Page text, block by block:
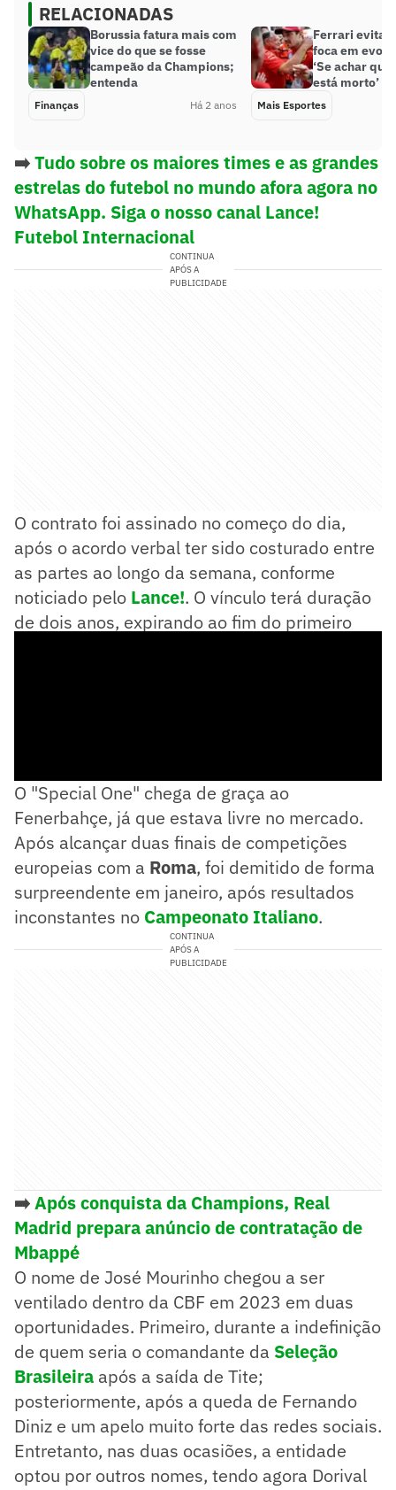
RELACIONADAS
Borussia fatura mais com
vice do que se fosse
campeão da Champions;
entenda
Finanças Há 2 anos
Ferrari evita
foca em
‘Se achar
está morto’
Mais Esportes
➡️Tudo sobre os maiores times e as grandes
estrelas do futebol no mundo afora agora no
WhatsApp. Siga o nosso canal Lance!
Futebol Internacional
CONTINUA
APÓS A
PUBLICIDADE
O contrato foi assinado no começo do dia,
após o acordo verbal ter sido costurado entre
as partes ao longo da semana, conforme
noticiado pelo Lance!. O vínculo terá duração
de dois anos, expirando ao fim do primeiro
O "Special One" chega de graça ao
Fenerbahçe, já que estava livre no mercado.
Após alcançar duas finais de competições
europeias com a Roma, foi demitido de forma
surpreendente em janeiro, após resultados
inconstantes no Campeonato Italiano.
CONTINUA
APÓS A
PUBLICIDADE
➡️Após conquista da Champions, Real
Madrid prepara anúncio de contratação de
Mbappé
O nome de José Mourinho chegou a ser
ventilado dentro da CBF em 2023 em duas
oportunidades. Primeiro, durante a indefinição
de quem seria o comandante da Seleção
Brasileira após a saída de Tite;
posteriormente, após a queda de Fernando
Diniz e um apelo muito forte das redes sociais.
Entretanto, nas duas ocasiões, a entidade
optou por outros nomes, tendo agora Dorival